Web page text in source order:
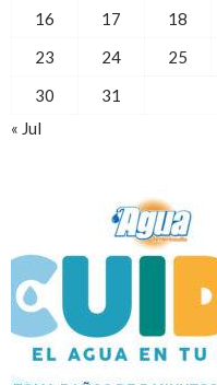
16
17 18
23
24 25
30
31
« Jul